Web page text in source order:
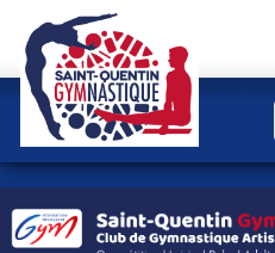
Panneau de gestion des cookies